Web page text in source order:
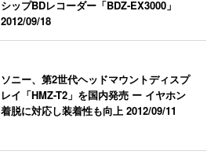
シップBDレコーダー「BDZ-EX3000」
2012/09/18
ソニー、第2世代ヘッドマウントディスプ
レイ「HMZ-T2」を国内発売 ー イヤホン
着脱に対応し装着性も向上2012/09/11